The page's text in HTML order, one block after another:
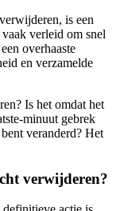
is een
verleid om snel
overhaaste
en verzamelde
Is het omdat het
minuut gebrek
veranderd? Het
verwijderen?